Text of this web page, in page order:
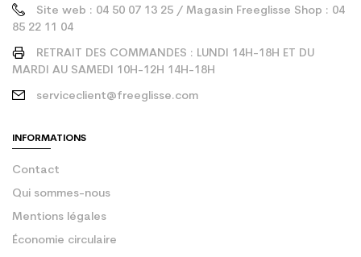
Site web : 04 50 07 13 25 / Magasin Freeglisse Shop : 04
85 22 11 04
RETRAIT DES COMMANDES : LUNDI 14H-18H ET DU
MARDI AU SAMEDI 10H-12H 14H-18H
serviceclient@freeglisse.com
INFORMATIONS
Contact
Qui sommes-nous
Mentions légales
Économie circulaire